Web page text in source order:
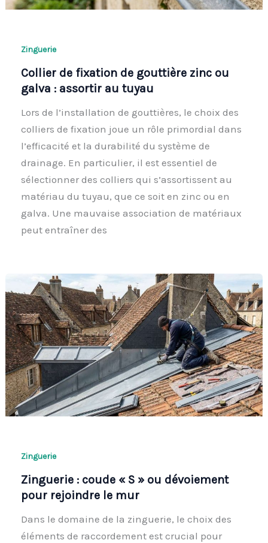
Zinguerie
Collier de fixation de gouttière zinc ou
galva : assortir au tuyau
Lors de l’installation de gouttières, le choix des
colliers de fixation joue un rôle primordial dans
l’efficacité et la durabilité du système de
drainage. En particulier, il est essentiel de
sélectionner des colliers qui s’assortissent au
matériau du tuyau, que ce soit en zinc ou en
galva. Une mauvaise association de matériaux
peut entraîner des
Zinguerie
Zinguerie : coude « S » ou dévoiement
pour rejoindre le mur
Dans le domaine de la zinguerie, le choix des
éléments de raccordement est crucial pour